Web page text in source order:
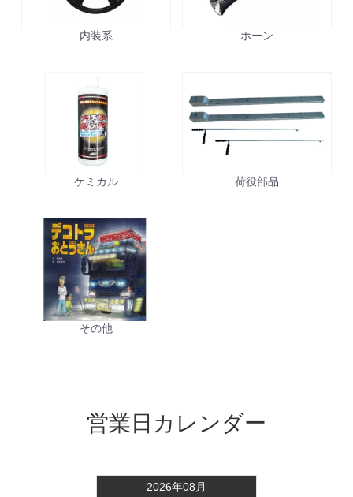
内装系 ホーン
ケミカル 荷役部品
その他
営業日カレンダー
2026年08 月